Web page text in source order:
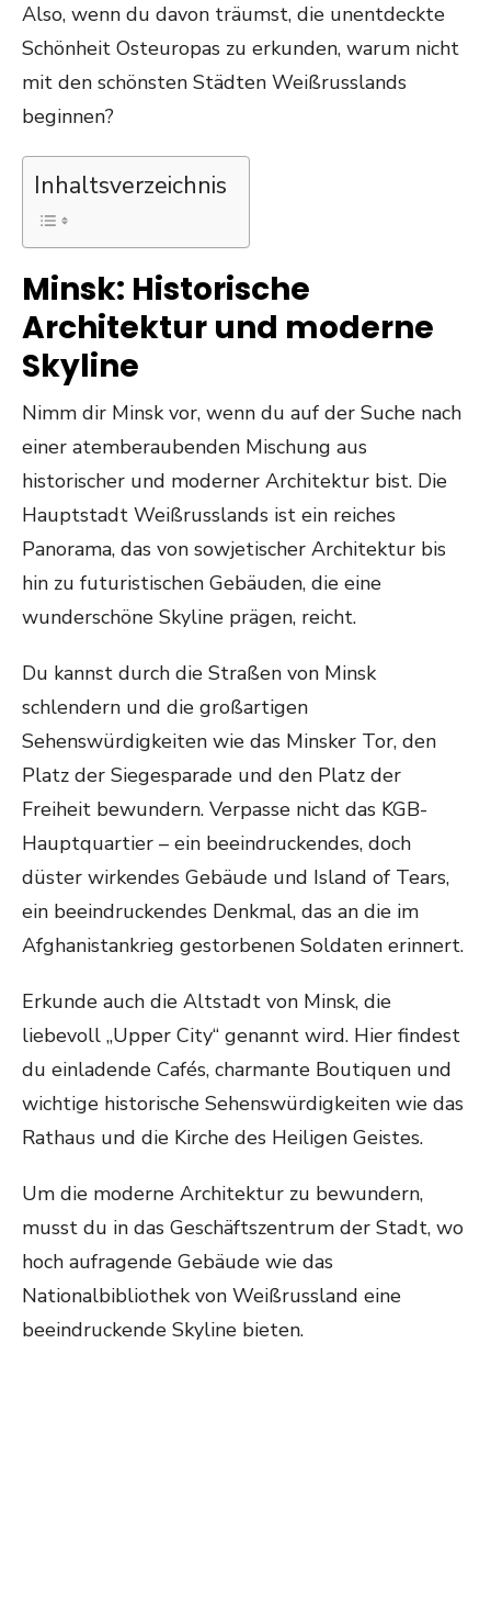
Also, wenn du davon träumst, die unentdeckte
Schönheit Osteuropas zu erkunden, warum nicht
mit den schönsten Städten Weißrusslands
beginnen?
Inhaltsverzeichnis
Minsk: Historische
Architektur und moderne
Skyline
Nimm dir Minsk vor, wenn du auf der Suche nach
einer atemberaubenden Mischung aus
historischer und moderner Architektur bist. Die
Hauptstadt Weißrusslands ist ein reiches
Panorama, das von sowjetischer Architektur bis
hin zu futuristischen Gebäuden, die eine
wunderschöne Skyline prägen, reicht.
Du kannst durch die Straßen von Minsk
schlendern und die großartigen
Sehenswürdigkeiten wie das Minsker Tor, den
Platz der Siegesparade und den Platz der
Freiheit bewundern. Verpasse nicht das KGB-
Hauptquartier – ein beeindruckendes, doch
düster wirkendes Gebäude und Island of Tears,
ein beeindruckendes Denkmal, das an die im
Afghanistankrieg gestorbenen Soldaten erinnert.
Erkunde auch die Altstadt von Minsk, die
liebevoll „Upper City“ genannt wird. Hier findest
du einladende Cafés, charmante Boutiquen und
wichtige historische Sehenswürdigkeiten wie das
Rathaus und die Kirche des Heiligen Geistes.
Um die moderne Architektur zu bewundern,
musst du in das Geschäftszentrum der Stadt, wo
hoch aufragende Gebäude wie das
Nationalbibliothek von Weißrussland eine
beeindruckende Skyline bieten.